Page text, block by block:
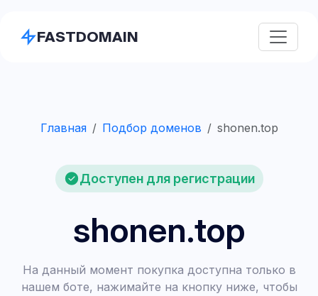
FASTDOMAIN
Главная Подбор доменов shonen.top
Доступен для регистрации
shonen.top
На данный момент покупка доступна только в
нашем боте, нажимайте на кнопку ниже, чтобы